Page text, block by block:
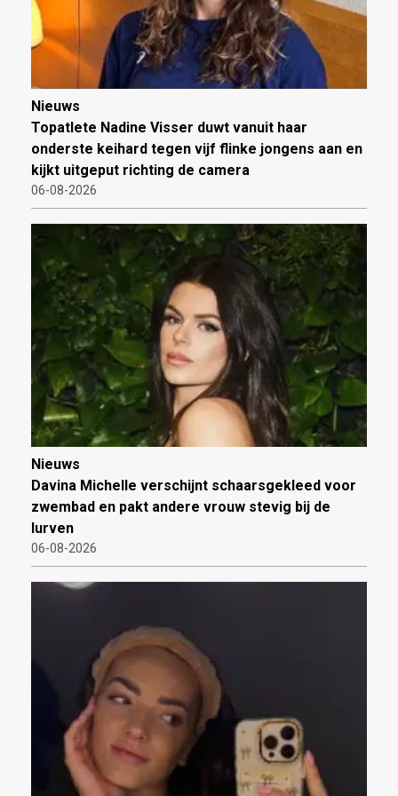
Nieuws
Topatlete Nadine Visser duwt vanuit haar
onderste keihard tegen vijf flinke jongens aan en
kijkt uitgeput richting de camera
06-08-2026
Nieuws
Davina Michelle verschijnt schaarsgekleed voor
zwembad en pakt andere vrouw stevig bij de
lurven
06-08-2026